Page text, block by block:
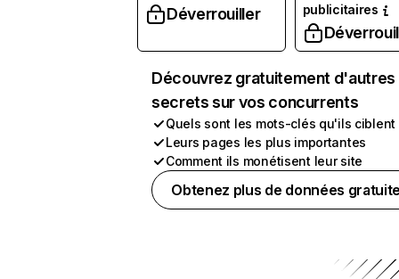
Déverrouiller
publicitaires
Découvrez gratuitement d'autres
secrets sur vos concurrents
Quels sont les mots-clés qu'ils ciblent
Leurs pages les plus importantes
Comment ils monétisent leur site
Obtenez plus de données